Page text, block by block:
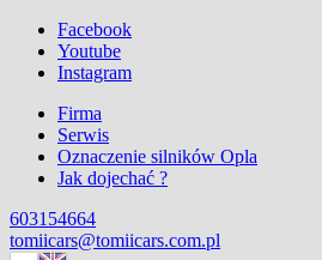
Facebook
Youtube
Instagram
Firma
Serwis
Oznaczenie silników Opla
Jak dojechać ?
603154664
tomiicars@tomiicars.com.pl